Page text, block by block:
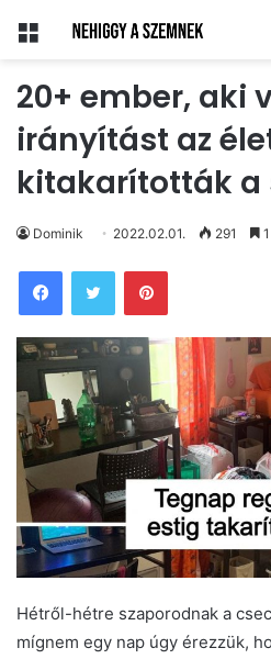
Menü
20+ ember, aki
irányítást az
kitakarították a
Dominik 2022.02.01. 291
Pinterest
Hétről-hétre szaporodnak a
mígnem egy nap úgy érezzük,